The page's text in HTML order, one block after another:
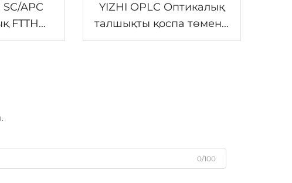
APC
FTTH
YIZHI OPLC Оптикалық
талшықты қоспа төменгі
кернеулі электр кабелі
0/100